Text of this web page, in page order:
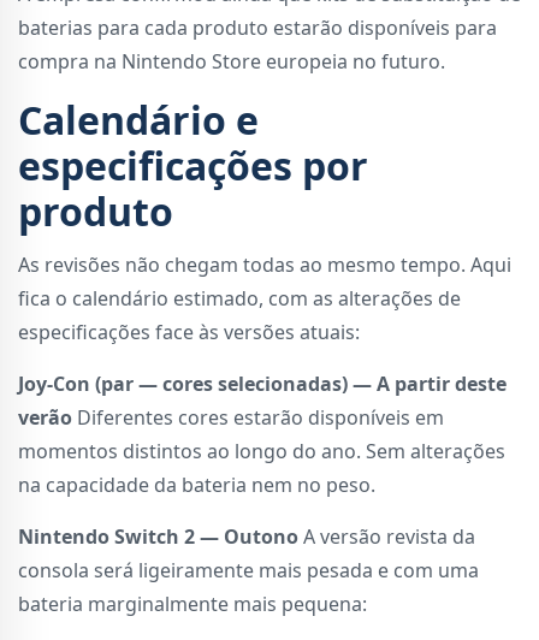
baterias para cada produto estarão disponíveis para
compra na Nintendo Store europeia no futuro.
Calendário e
especificações por
produto
As revisões não chegam todas ao mesmo tempo. Aqui
fica o calendário estimado, com as alterações de
especificações face às versões atuais:
Joy-Con (par — cores selecionadas) — A partir deste
verão Diferentes cores estarão disponíveis em
momentos distintos ao longo do ano. Sem alterações
na capacidade da bateria nem no peso.
Nintendo Switch 2 — OutonoA versão revista da
consola será ligeiramente mais pesada e com uma
bateria marginalmente mais pequena: